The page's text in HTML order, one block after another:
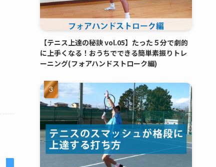
【テニス上達の秘訣 vol.05】たった５分で劇的
に上手くなる！おうちでできる簡単素振りトレ
ーニング(フォアハンドストローク編)